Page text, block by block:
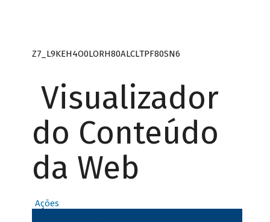
Z7_L9KEH4O0LORH80ALCLTPF80SN6
Visualizador
do Conteúdo
da Web
Ações